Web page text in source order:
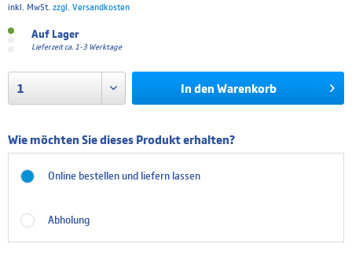
inkl. MwSt. zzgl. Versandkosten
Auf Lager
Lieferzeit ca. 1-3 Werktage
In den Warenkorb
Wie möchten Sie dieses Produkt erhalten?
Online bestellen und liefern lassen
Abholung